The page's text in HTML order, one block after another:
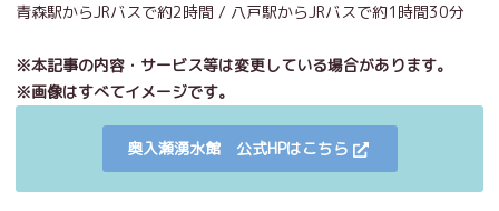
青森駅からJRバスで約2時間 / 八戸駅からJRバスで約1時間30分
※本記事の内容・サービス等は変更している場合があります。
※画像はすべてイメージです。
奥入瀬湧水館 公式HPはこちら